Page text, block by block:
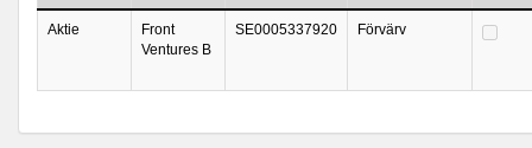
Aktie
Front
Ventures B
SE0005337920 Förvärv